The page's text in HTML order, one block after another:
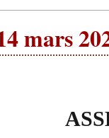
mars